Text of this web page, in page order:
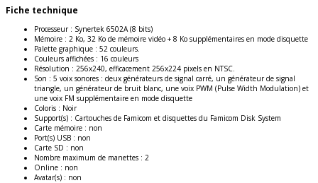
Fiche technique
Processeur : Synertek 6502A (8 bits)
Mémoire : 2 Ko, 32 Ko de mémoire vidéo + 8 Ko supplémentaires en mode disquette
Palette graphique : 52 couleurs.
Couleurs affichées : 16 couleurs
Résolution : 256x240, efficacement 256x224 pixels en NTSC.
Son : 5 voix sonores : deux générateurs de signal carré, un générateur de signal
triangle, un générateur de bruit blanc, une voix PWM (Pulse Width Modulation) et
une voix FM supplémentaire en mode disquette
Coloris : Noir
Support(s) : Cartouches de Famicom et disquettes du Famicom Disk System
Carte mémoire : non
Port(s) USB : non
Carte SD : non
Nombre maximum de manettes : 2
Online : non
Avatar(s) : non